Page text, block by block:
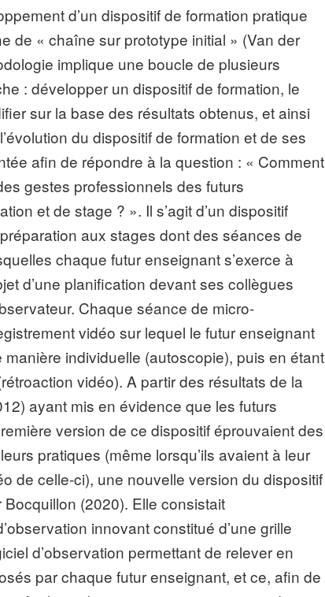
d’un dispositif de formation pratique
de « chaîne sur prototype initial » (Van der
implique une boucle de plusieurs
: développer un dispositif de formation, le
sur la base des résultats obtenus, et ainsi
du dispositif de formation et de ses
afin de répondre à la question : « Comment
gestes professionnels des futurs
et de stage ? ». Il s’agit d’un dispositif
aux stages dont des séances de
chaque futur enseignant s’exerce à
d’une planification devant ses collègues
Chaque séance de micro-
vidéo sur lequel le futur enseignant
manière individuelle (autoscopie), puis en étant
vidéo). A partir des résultats de la
ayant mis en évidence que les futurs
version de ce dispositif éprouvaient des
pratiques (même lorsqu’ils avaient à leur
de celle-ci), une nouvelle version du dispositif
(2020). Elle consistait
innovant constitué d’une grille
d’observation permettant de relever en
par chaque futur enseignant, et ce, afin de